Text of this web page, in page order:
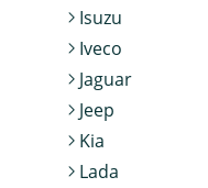
Isuzu
Iveco
Jaguar
Jeep
Kia
Lada